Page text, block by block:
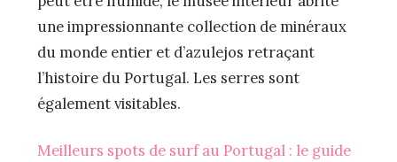
une impressionnante collection de minéraux
du monde entier et d’azulejos retraçant
l’histoire du Portugal. Les serres sont
également visitables.
Meilleurs spots de surf au Portugal : le guide